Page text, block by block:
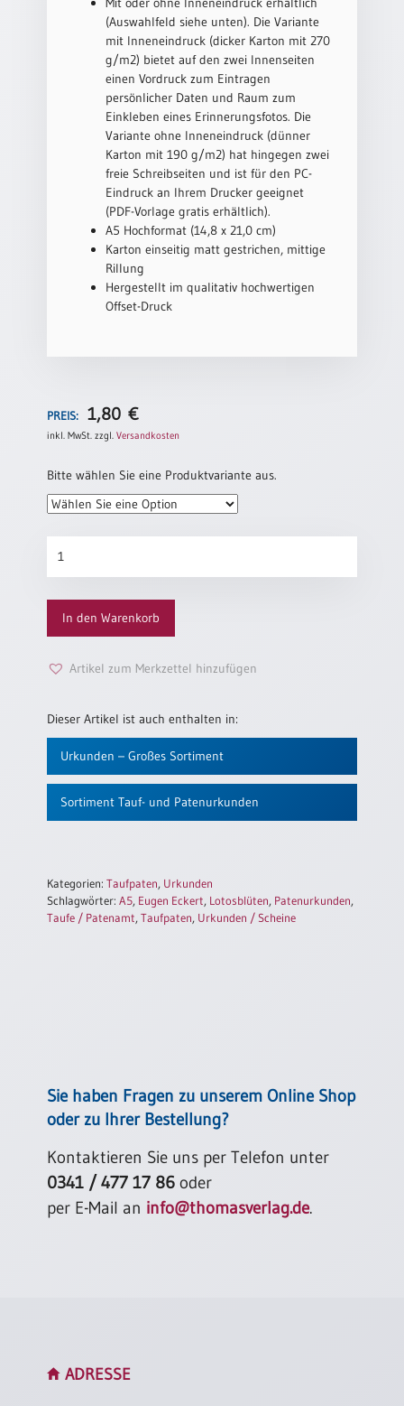
Hochzeitsjubiläum
Abendmahlszulassung
Kirchen(wieder)eintritt
Urkunden
Einzelposter
Restbestände
Broschüren
Urkundenscheine
(Auswahlfeld siehe unten). Die Variante
mit Inneneindruck (dicker Karton mit 270
g/m2) bietet auf den zwei Innenseiten
einen Vordruck zum Eintragen
persönlicher Daten und Raum zum
Einkleben eines Erinnerungsfotos. Die
Variante ohne Inneneindruck (dünner
Karton mit 190 g/m2) hat hingegen zwei
freie Schreibseiten und ist für den PC-
Eindruck an Ihrem Drucker geeignet
(PDF-Vorlage gratis erhältlich).
A5 Hochformat (14,8 x 21,0 cm)
Karton einseitig matt gestrichen, mittige
Rillung
Hergestellt im qualitativ hochwertigen
Offset-Druck
PREIS: 1,80€
inkl. MwSt. zzgl.Versandkosten
Bitte wählen Sie eine Produktvariante aus.
„Lotosblüten“
/
Erw.
Menge
In den Warenkorb
Artikel zum Merkzettel hinzufügen
Dieser Artikel ist auch enthalten in:
Urkunden – Großes Sortiment
Sortiment Tauf- und Patenurkunden
Kategorien:Taufpaten, Urkunden
Schlagwörter:A5, Eugen Eckert, Lotosblüten, Patenurkunden,
Taufe / Patenamt,Taufpaten, Urkunden / Scheine
Sie haben Fragen zu unserem Online Shop
oder zu Ihrer Bestellung?
Kontaktieren Sie uns per Telefon unter
0341 / 477 17 86 oder
per E-Mail an info@thomasverlag.de.
ADRESSE